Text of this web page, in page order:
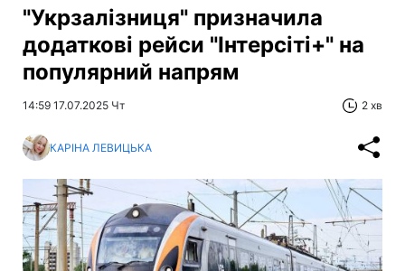
"Укрзалізниця" призначила
додаткові рейси "Інтерсіті+" на
популярний напрям
14:59 17.07.2025 Чт 2 хв
КАРІНА ЛЕВИЦЬКА